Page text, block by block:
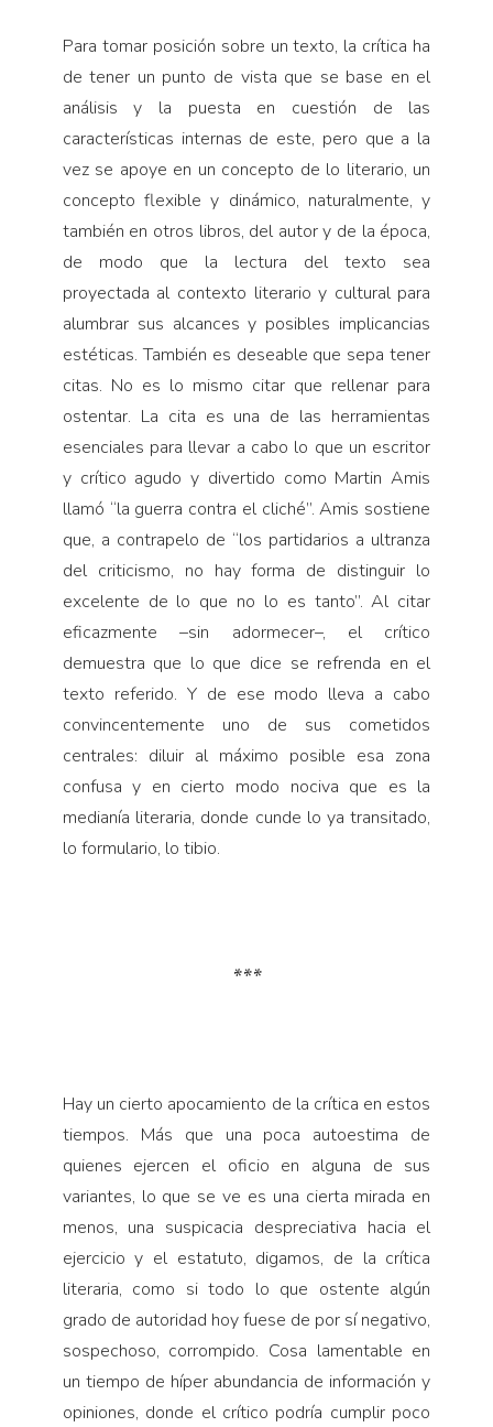
Para tomar posición sobre un texto, la crítica ha
de tener un punto de vista que se base en el
análisis y la puesta en cuestión de las
características internas de este, pero que a la
vez se apoye en un concepto de lo literario, un
concepto flexible y dinámico, naturalmente, y
también en otros libros, del autor y de la época,
de modo que la lectura del texto sea
proyectada al contexto literario y cultural para
alumbrar sus alcances y posibles implicancias
estéticas. También es deseable que sepa tener
citas. No es lo mismo citar que rellenar para
ostentar. La cita es una de las herramientas
esenciales para llevar a cabo lo que un escritor
y crítico agudo y divertido como Martin Amis
llamó “la guerra contra el cliché”. Amis sostiene
que, a contrapelo de “los partidarios a ultranza
del criticismo, no hay forma de distinguir lo
excelente de lo que no lo es tanto”. Al citar
eficazmente –sin adormecer–, el crítico
demuestra que lo que dice se refrenda en el
texto referido. Y de ese modo lleva a cabo
convincentemente uno de sus cometidos
centrales: diluir al máximo posible esa zona
confusa y en cierto modo nociva que es la
medianía literaria, donde cunde lo ya transitado,
lo formulario, lo tibio.
***
Hay un cierto apocamiento de la crítica en estos
tiempos. Más que una poca autoestima de
quienes ejercen el oficio en alguna de sus
variantes, lo que se ve es una cierta mirada en
menos, una suspicacia despreciativa hacia el
ejercicio y el estatuto, digamos, de la crítica
literaria, como si todo lo que ostente algún
grado de autoridad hoy fuese de por sí negativo,
sospechoso, corrompido. Cosa lamentable en
un tiempo de híper abundancia de información y
opiniones, donde el crítico podría cumplir poco